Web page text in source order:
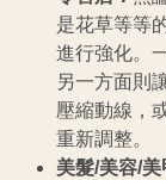
是花草等等
進行強化。
另一方面則
壓縮動線，
重新調整。
美髮/美容/美